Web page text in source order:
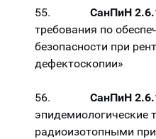
55. СанПиН
требования по
безопасности при
дефектоскопии»
56. СанПиН
эпидемиологические
радиоизотопными